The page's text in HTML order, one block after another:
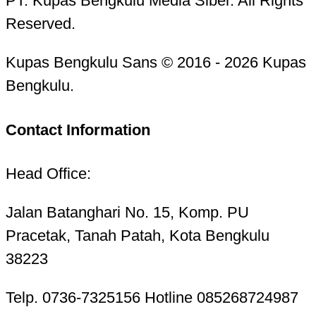
Reserved.
Kupas Bengkulu Sans © 2016 - 2026 Kupas
Bengkulu.
Contact Information
Head Office:
Jalan Batanghari No. 15, Komp. PU
Pracetak, Tanah Patah, Kota Bengkulu
38223
Telp. 0736-7325156 Hotline 085268724987